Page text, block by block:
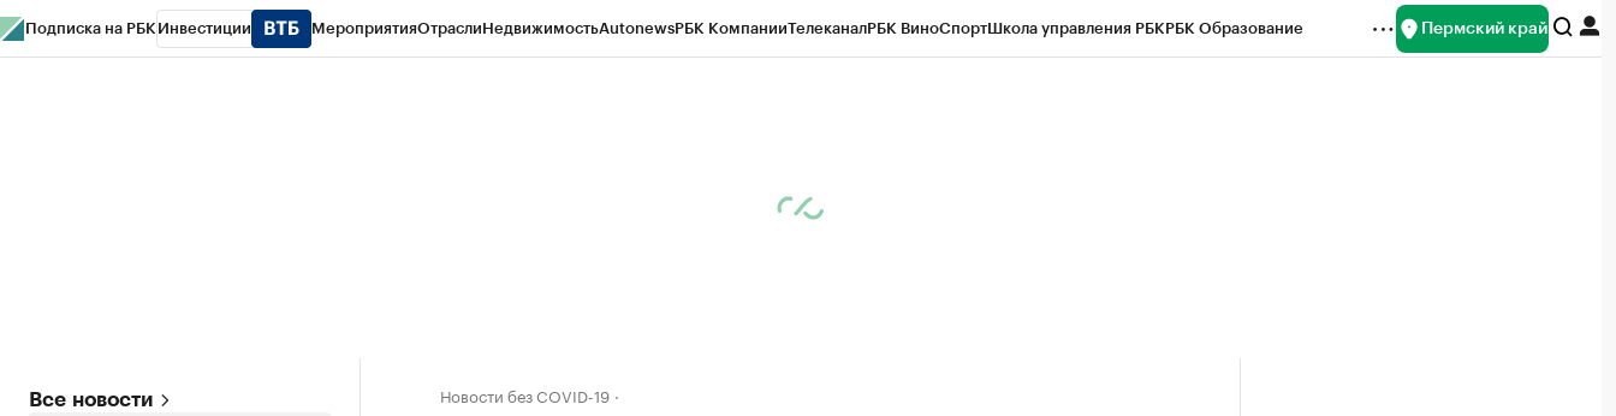
Подписка на РБК Инвестиции МероприятияОтраслиНедвижимостьAutonewsРБК КомпанииТелеканалРБК ВиноСпортШкола управления РБКРБК Образование Пермский край
Все новости Новости без COVID-19